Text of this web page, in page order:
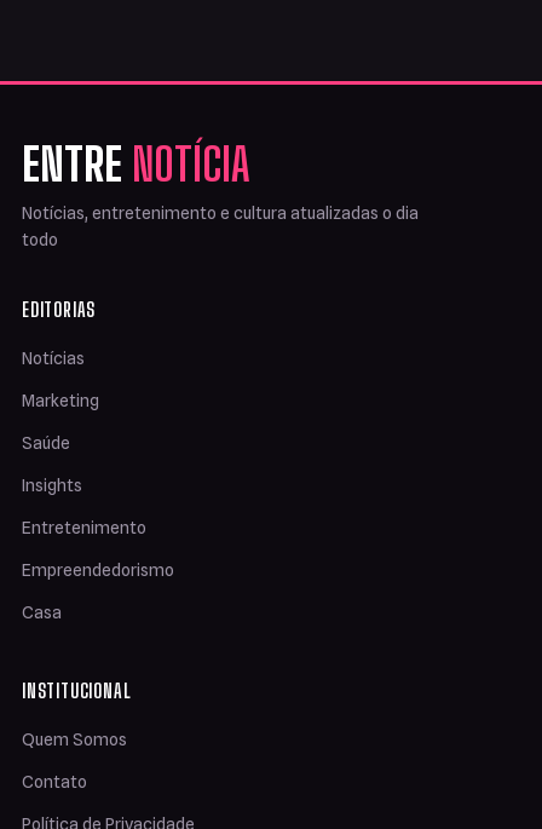
ENTRE NOTÍCIA
Notícias, entretenimento e cultura atualizadas o dia
todo
EDITORIAS
Notícias
Marketing
Saúde
Insights
Entretenimento
Empreendedorismo
Casa
INSTITUCIONAL
Quem Somos
Contato
Política de Privacidade